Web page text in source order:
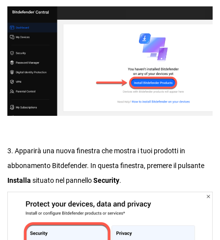
3. Apparirà una nuova finestra che mostra i tuoi prodotti in
abbonamento Bitdefender. In questa finestra, premere il pulsante
Installa situato nel pannelloSecurity.